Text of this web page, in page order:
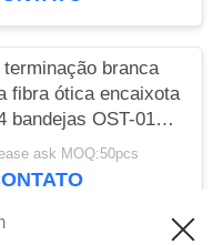
terminação branca
fibra ótica encaixota
bandejas OST-010
tala da fibra ótica do
ask MOQ:50pcs